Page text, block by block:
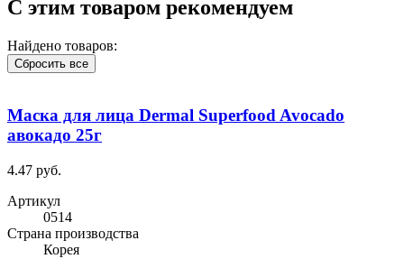
С этим товаром рекомендуем
Найдено товаров:
Сбросить все
Маска для лица Dermal Superfood Avocado
авокадо 25г
4.47 руб.
Артикул
0514
Cтрана производства
Корея